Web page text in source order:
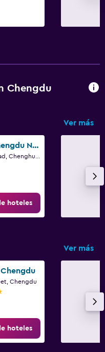
Chengdu
Ver más
7 Days Inn Chengdu North Railway Station 2nd Branch
hoteles
Ver más
Chengdu
hoteles